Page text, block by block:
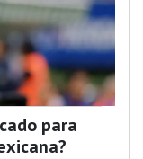
para